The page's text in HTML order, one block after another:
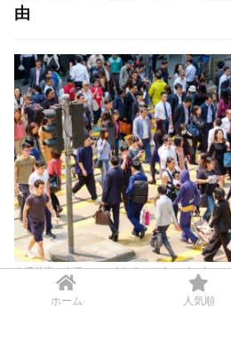
ホーム 人気順
由
物理学賞：人混みでも歩行者が衝突せずに歩け